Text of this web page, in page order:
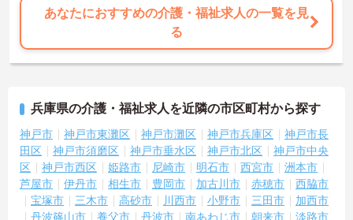
あなたにおすすめの介護・福祉求人の一覧を見
る
兵庫県の介護・福祉求人を近隣の市区町村から探す
神戸市 神戸市東灘区 神戸市灘区 神戸市兵庫区
神戸市長
田区
神戸市須磨区 神戸市垂水区 神戸市北区
神戸市中央
区
神戸市西区 姫路市 尼崎市 明石市 西宮市
洲本市
芦屋市
伊丹市 相生市 豊岡市 加古川市 赤穂市
西脇市
宝塚市
三木市 高砂市 川西市 小野市 三田市
加西市
丹波篠山市
養父市 丹波市 南あわじ市 朝来市
淡路市